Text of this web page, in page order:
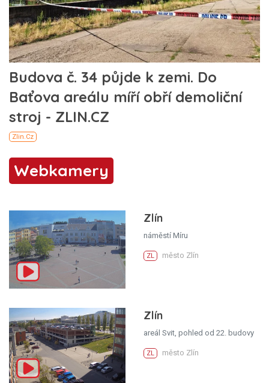
Webkamery
Zlín
náměstí Míru
ZL město Zlín
Zlín
areál Svit, pohled od 22. budovy
ZL město Zlín